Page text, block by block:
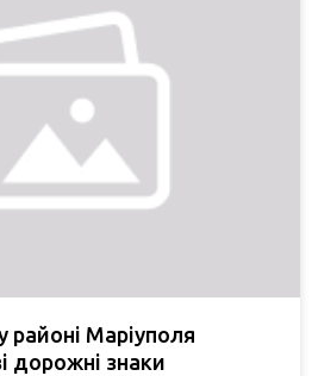
Маріуполя
дорожні знаки